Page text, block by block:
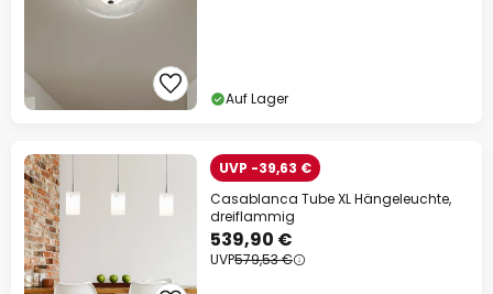
Auf Lager
UVP -39,63 €
Casablanca Tube XL Hängeleuchte,
dreiflammig
539,90 €
UVP579,53 €